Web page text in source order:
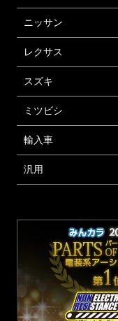
ニッサン
レクサス
スズキ
ミツビシ
輸入車
汎用